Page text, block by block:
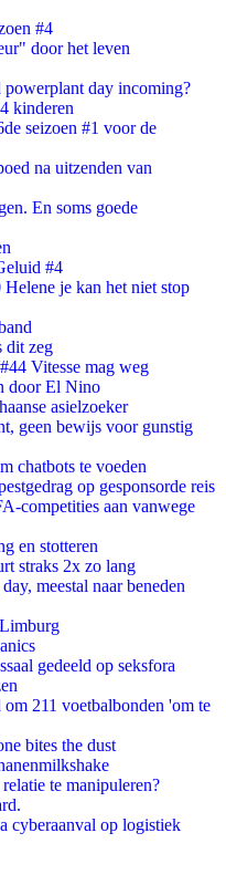
#4
door het leven
day incoming?
kinderen
seizoen #1 voor de
na uitzenden van
En soms goede
#4
je kan het niet stop
dit zeg
Vitesse mag weg
door El Nino
asielzoeker
geen bewijs voor gunstig
chatbots te voeden
op gesponsorde reis
competities aan vanwege
en stotteren
straks 2x zo lang
meestal naar beneden
gedeeld op seksfora
211 voetbalbonden 'om te
bites the dust
te manipuleren?
cyberaanval op logistiek